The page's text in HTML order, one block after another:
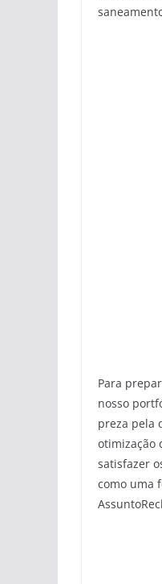
Para
nosso
preza pela
otimização
satisfazer
como uma